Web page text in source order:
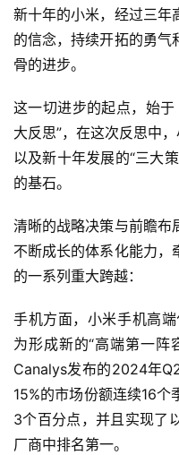
新十年的小米，经过三年
的信念，持续开拓的勇气
骨的进步。
这一切进步的起点，始
大反思”，在这次反思中
以及新十年发展的“三大
的基石。
清晰的战略决策与前瞻布
不断成长的体系化能力，
的一系列重大跨越：
手机方面，小米手机高
为形成新的“高端第一阵
Canalys发布的2024年
15%的市场份额连续16
3个百分点，并且实现了
厂商中排名第一。